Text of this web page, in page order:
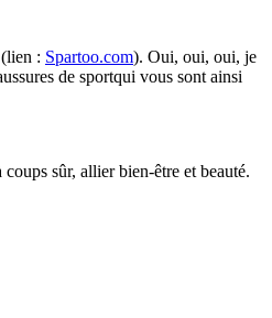
(lien : Spartoo.com). Oui, oui, oui, je
de sportqui vous sont ainsi
sûr, allier bien-être et beauté.